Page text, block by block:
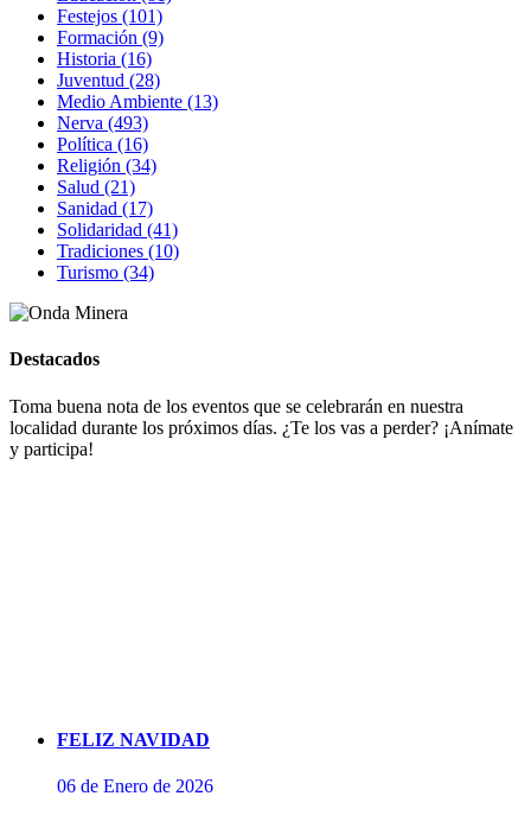
Festejos (101)
Formación (9)
Historia (16)
Juventud (28)
Medio Ambiente (13)
Nerva (493)
Política (16)
Religión (34)
Salud (21)
Sanidad (17)
Solidaridad (41)
Tradiciones (10)
Turismo (34)
Destacados
Toma buena nota de los eventos que se celebrarán en nuestra
localidad durante los próximos días. ¿Te los vas a perder? ¡Anímate
y participa!
FELIZ NAVIDAD
06 de Enero de 2026